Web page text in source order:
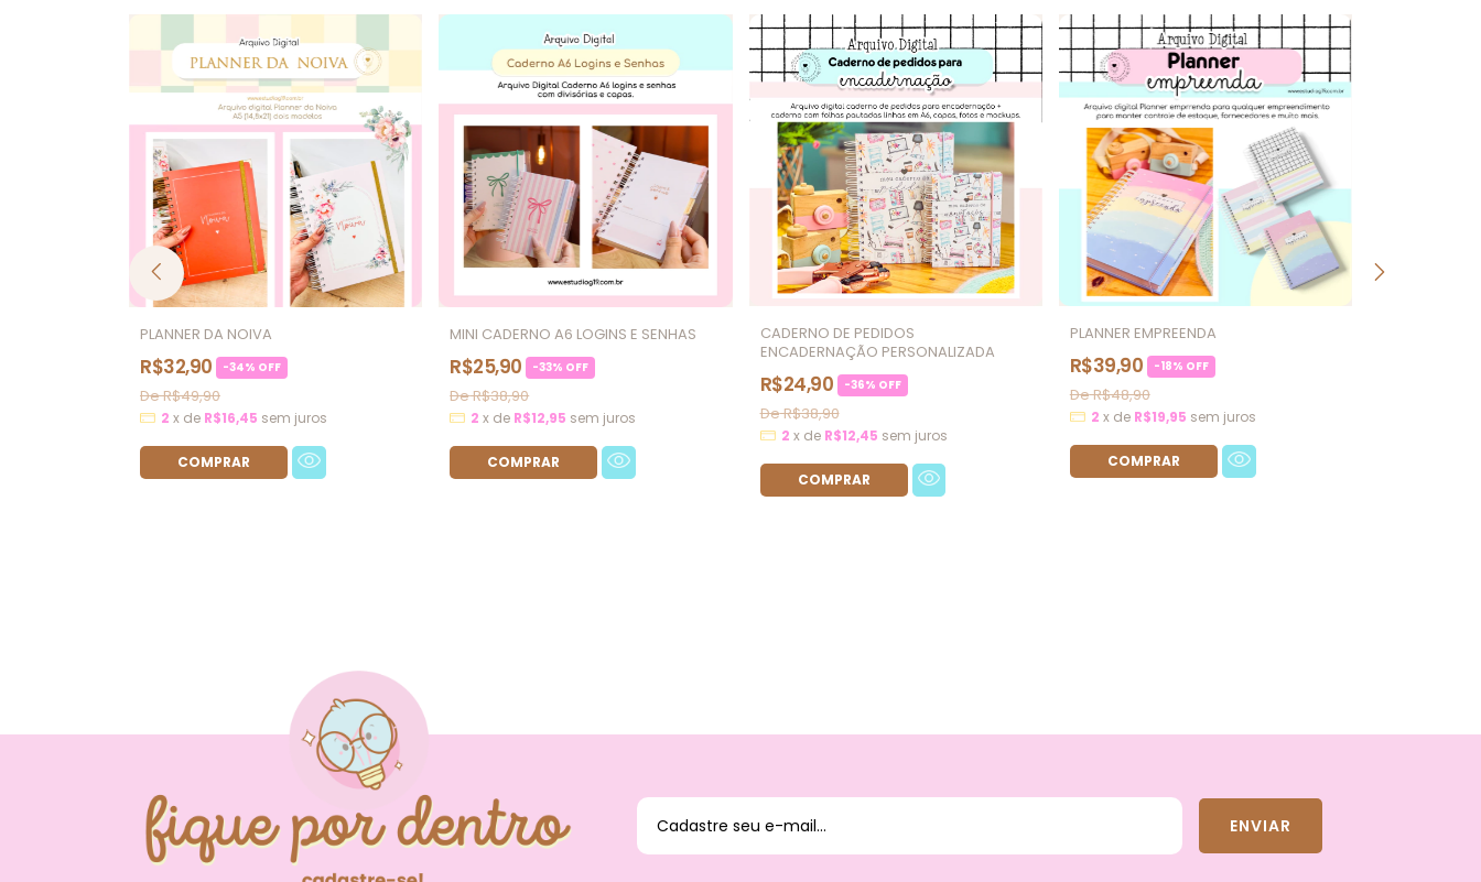
PLANNER DA NOIVA
R$32,90 -34% OFF
R$49,90
2 x de R$16,45 sem juros
MINI CADERNO A6 LOGINS E SENHAS
R$25,90 -33% OFF
R$38,90
2 x de R$12,95 sem juros
CADERNO DE PEDIDOS
ENCADERNAÇÃO PERSONALIZADA
R$24,90 -36% OFF
R$38,90
2 x de R$12,45 sem juros
PLANNER EMPREENDA
R$39,90 -18% OFF
R$48,90
2 x de R$19,95 sem juros
FIQUE POR DENTRO DAS
NOVIDADES